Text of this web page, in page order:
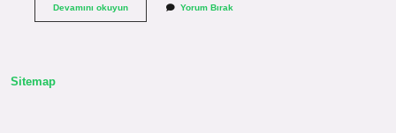
Devamını okuyunSevgiliyle
Yorum Bırak
Sitemap